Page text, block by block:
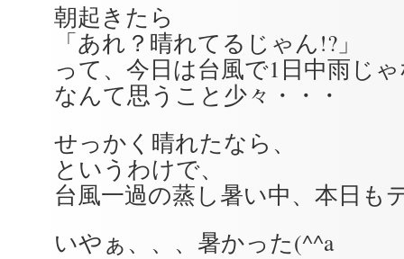
朝起きたら
「あれ？晴れてるじゃん!?」
って、今日は台風で1日中雨じ
なんて思うこと少々・・・
せっかく晴れたなら、
というわけで、
台風一過の蒸し暑い中、本日も
いやぁ、、、暑かった(^^a